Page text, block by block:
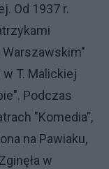
Od 1937 r.
Warszawskim"
T. Malickiej
Podczas
"Komedia",
na Pawiaku,
w